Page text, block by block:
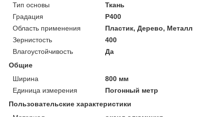
Тип основы
Ткань
Градация
P400
Область применения
Пластик, Дерево, Металл
Зернистость
400
Влагоустойчивость
Да
Общие
Ширина
800 мм
Единица измерения
Погонный метр
Пользовательские характеристики